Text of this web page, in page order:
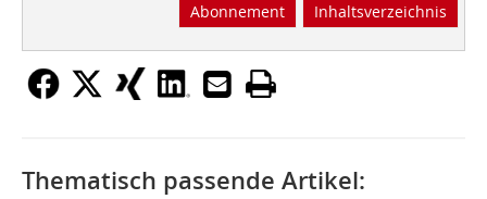
Abonnement Inhaltsverzeichnis
Thematisch passende Artikel: